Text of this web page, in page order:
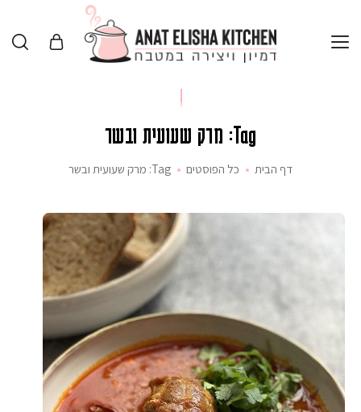
Tag: מרק שעועית ובשר
דף הבית כל הפוסטים Tag: מרק שעועית ובשר